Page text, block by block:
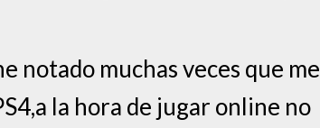
notado muchas veces que me
la hora de jugar online no